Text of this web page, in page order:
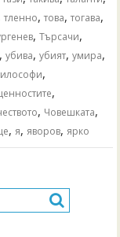
тленно,това,тогава,
,Търсачи,
,убива,убият,умира,
,
,
, Човешката,
, я, яворов, ярко